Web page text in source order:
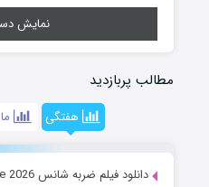
نمایش
مطالب پربازدید
هفتگی
دانلود فیلم ضربه شانس Lucky Strike 2026